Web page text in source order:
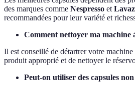
des marques comme Nespresso et
recommandées pour leur variété et
Comment nettoyer ma machine
Il est conseillé de détartrer votre
produit approprié et de nettoyer le
Peut-on utiliser des capsules